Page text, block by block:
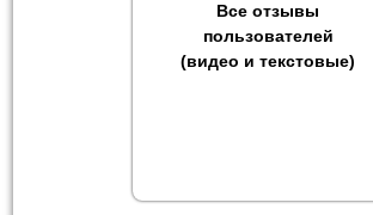
Все отзывы
пользователей
(видео и текстовые)